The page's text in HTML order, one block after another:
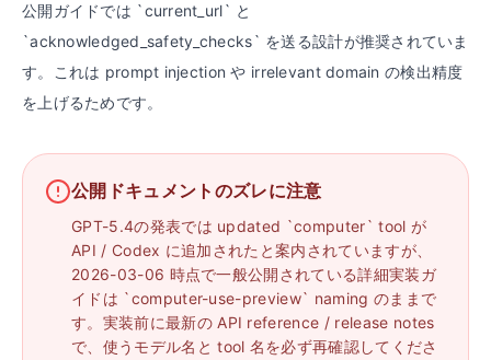
公開ガイドでは `current_url` と
`acknowledged_safety_checks` を送る設計が推奨されていま
す。これは prompt injection や irrelevant domain の検出精度
を上げるためです。
公開ドキュメントのズレに注意
GPT-5.4の発表では updated `computer` tool が
API / Codex に追加されたと案内されていますが、
2026-03-06 時点で一般公開されている詳細実装ガ
イドは `computer-use-preview` naming のままで
す。実装前に最新の API reference / release notes
で、使うモデル名と tool 名を必ず再確認してくださ